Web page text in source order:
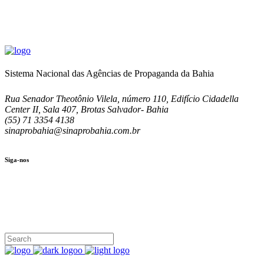
Sistema Nacional das Agências de Propaganda da Bahia
Rua Senador Theotônio Vilela, número 110, Edifício Cidadella
Center II, Sala 407, Brotas Salvador- Bahia
(55) 71 3354 4138
sinaprobahia@sinaprobahia.com.br
Siga-nos